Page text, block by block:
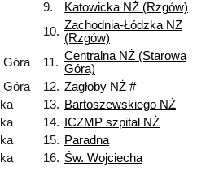
9.
Katowicka NŻ (Rzgów)
10. Zachodnia-Łódzka NŻ
(Rzgów)
Góra
11. Centralna NŻ (Starowa
Góra)
Góra
12. Zagłoby NŻ #
13. Bartoszewskiego NŻ
14. ICZMP szpital NŻ
15. Paradna
16. Św. Wojciecha